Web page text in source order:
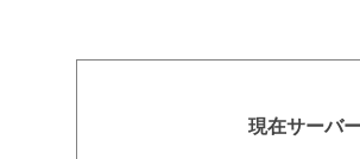
現在サーバ